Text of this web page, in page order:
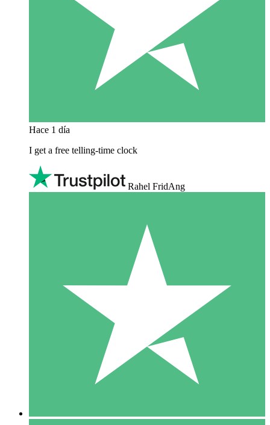
Hace 1 día
I get a free telling-time clock
Rahel FridAng